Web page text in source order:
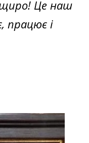
щиро! Це наш
працює і